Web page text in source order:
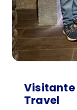
Visitante
Travel